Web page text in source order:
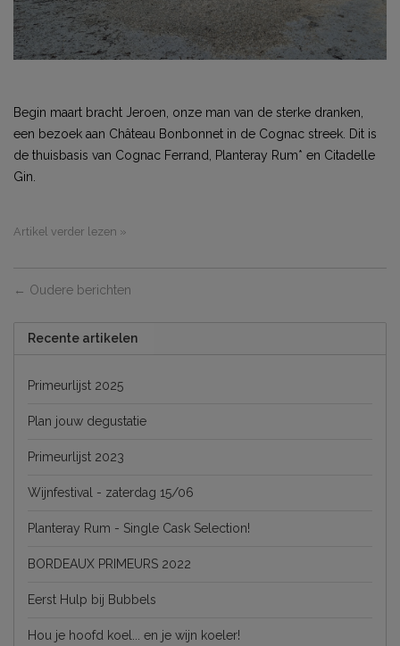
Begin maart bracht Jeroen, onze man van de sterke dranken,
een bezoek aan Château Bonbonnet in de Cognac streek. Dit is
de thuisbasis van Cognac Ferrand, Planteray Rum* en Citadelle
Gin.
Artikel verder lezen »
← Oudere berichten
Recente artikelen
Primeurlijst 2025
Plan jouw degustatie
Primeurlijst 2023
Wijnfestival - zaterdag 15/06
Planteray Rum - Single Cask Selection!
BORDEAUX PRIMEURS 2022
Eerst Hulp bij Bubbels
Hou je hoofd koel... en je wijn koeler!